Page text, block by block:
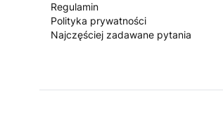
Regulamin
Polityka prywatności
Najczęściej zadawane pytania